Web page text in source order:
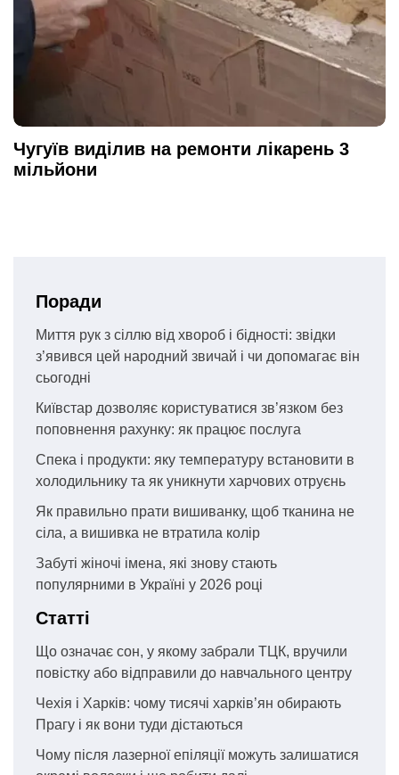
Чугуїв виділив на ремонти лікарень 3
мільйони
Поради
Миття рук з сіллю від хвороб і бідності: звідки
з’явився цей народний звичай і чи допомагає він
сьогодні
Київстар дозволяє користуватися зв’язком без
поповнення рахунку: як працює послуга
Спека і продукти: яку температуру встановити в
холодильнику та як уникнути харчових отруєнь
Як правильно прати вишиванку, щоб тканина не
сіла, а вишивка не втратила колір
Забуті жіночі імена, які знову стають
популярними в Україні у 2026 році
Статті
Що означає сон, у якому забрали ТЦК, вручили
повістку або відправили до навчального центру
Чехія і Харків: чому тисячі харків’ян обирають
Прагу і як вони туди дістаються
Чому після лазерної епіляції можуть залишатися